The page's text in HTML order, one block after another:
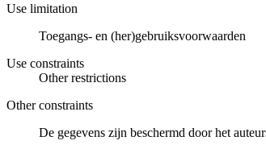
Use limitation
Toegangs- en (her)gebruiksvoorwaarden
Use constraints
Other restrictions
Other constraints
De gegevens zijn beschermd door het